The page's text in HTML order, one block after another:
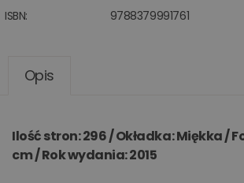
ISBN:
9788379991761
Opis
Ilość stron: 296 / Okładka: Miękka /
cm / Rok wydania: 2015